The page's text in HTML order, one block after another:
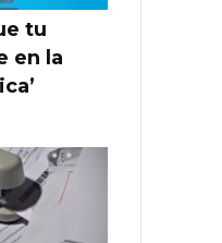
tu
en la